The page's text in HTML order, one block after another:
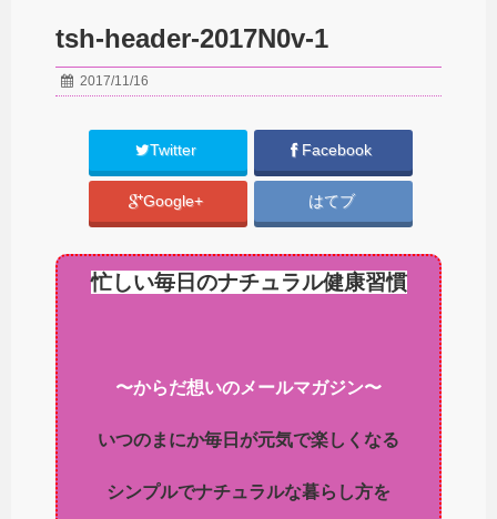
tsh-header-2017N0v-1
2017/11/16
Twitter Facebook
Google+ はてブ
忙しい毎日のナチュラル健康習慣
〜からだ想いのメールマガジン〜
いつのまにか毎日が元気で楽しくなる
シンプルでナチュラルな暮らし方を